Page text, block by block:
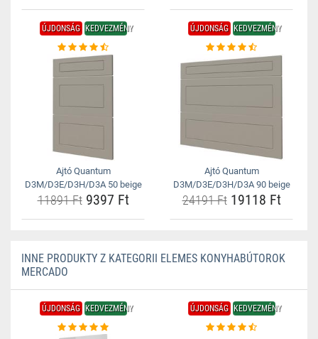
ÚJDONSÁG KEDVEZMÉNY
Ajtó Quantum
D3M/D3E/D3H/D3A 50 beige
11891 Ft9397 Ft
ÚJDONSÁG KEDVEZMÉNY
Ajtó Quantum
D3M/D3E/D3H/D3A 90 beige
24191 Ft19118 Ft
INNE PRODUKTY Z KATEGORII ELEMES KONYHABÚTOROK
MERCADO
ÚJDONSÁG KEDVEZMÉNY ÚJDONSÁG KEDVEZMÉNY